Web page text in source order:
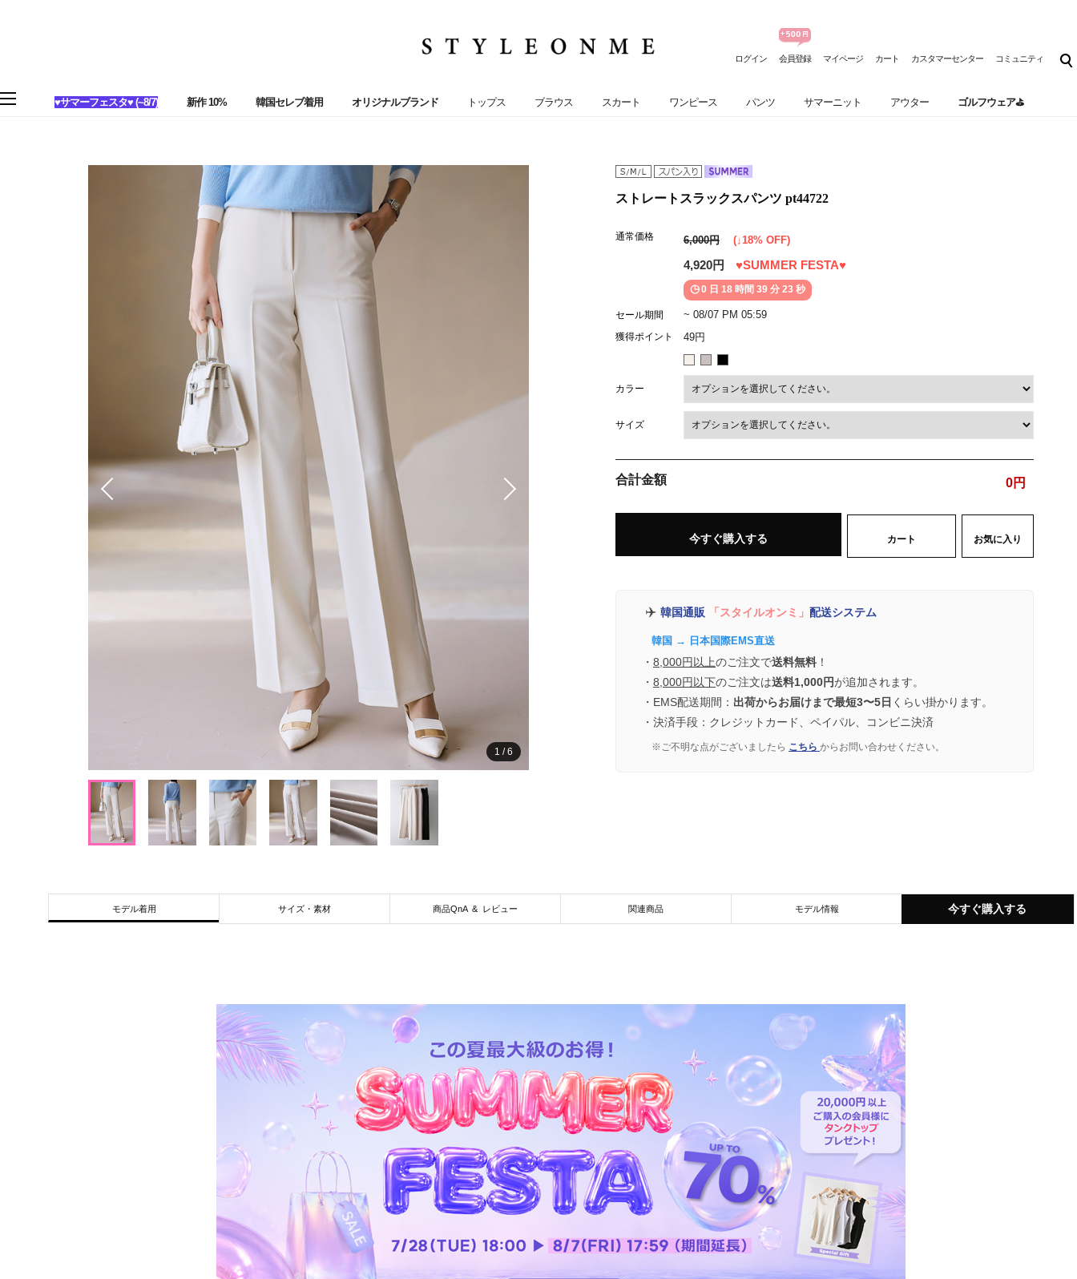
ログイン 会員登録 マイページ カート カスタマーセンター コミュニティ
♥サマーフェスタ♥ (~8/7) 新作 10% 韓国セレブ着用 オリジナルブランド トップス ブラウス スカート ワンピース パンツ サマーニット アウター ゴルフウェア⛳
1 /6
ストレートスラックスパンツ pt44722
通常価格 6,000円 (↓18% OFF)
4,920円 ♥SUMMER FESTA♥
0 日 18 時間 39 分 20 秒
セール期間 ~ 08/07 PM 05:59
獲得ポイント 49円
カラー
サイズ
合計金額 0円
今すぐ購入する カート お気に入り
✈️ 韓国通販 「スタイルオンミ」 配送システム
韓国 → 日本国際EMS直送
・ 8,000円以上のご注文で送料無料 ！
・ 8,000円以下のご注文は送料1,000円が追加されます。
・EMS配送期間： 出荷からお届けまで最短3〜5日 くらい掛かります。
・決済手段：クレジットカード、ペイパル、コンビニ決済
※ご不明な点がございましたら こちら からお問い合わせください。
モデル着用 サイズ・素材 商品QnA & レビュー 関連商品 モデル情報 今すぐ購入する